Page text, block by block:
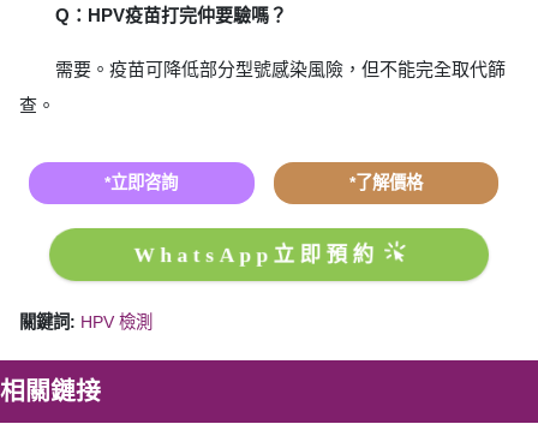
Q：HPV疫苗打完仲要驗嗎？
需要。疫苗可降低部分型號感染風險，但不能完全取代篩
查。
*立即咨詢 *了解價格
WhatsApp立即預約
關鍵詞: HPV 檢測
相關鏈接